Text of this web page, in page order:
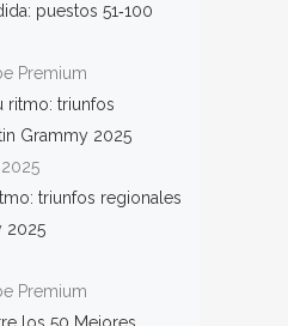
puestos 51‑100
Premium
triunfos regionales
2025
Premium